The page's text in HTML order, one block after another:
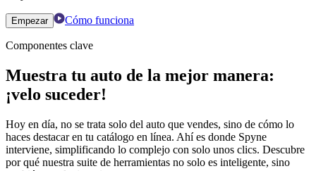
Empezar Cómo funciona
Componentes clave
Muestra tu auto de la mejor manera:
¡velo suceder!
Hoy en día, no se trata solo del auto que vendes, sino de cómo lo
haces destacar en tu catálogo en línea. Ahí es donde Spyne
interviene, simplificando lo complejo con solo unos clics. Descubre
por qué nuestra suite de herramientas no solo es inteligente, sino